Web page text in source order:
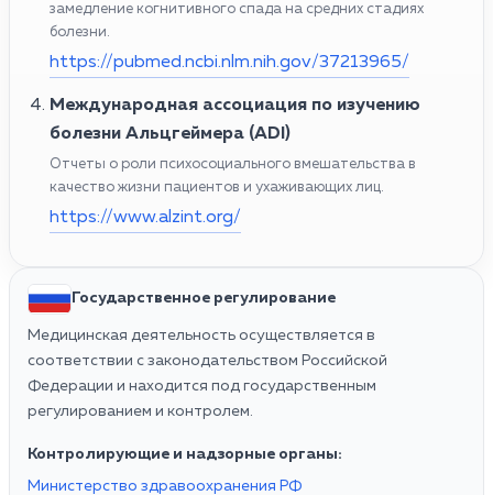
замедление когнитивного спада на средних стадиях
болезни.
https://pubmed.ncbi.nlm.nih.gov/37213965/
Международная ассоциация по изучению
болезни Альцгеймера (ADI)
Отчеты о роли психосоциального вмешательства в
качество жизни пациентов и ухаживающих лиц.
https://www.alzint.org/
Государственное регулирование
Медицинская деятельность осуществляется в
соответствии с законодательством Российской
Федерации и находится под государственным
регулированием и контролем.
Контролирующие и надзорные органы:
Министерство здравоохранения РФ